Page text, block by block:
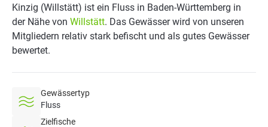
Kinzig (Willstätt) ist ein Fluss in Baden-Württemberg in
der Nähe von Willstätt. Das Gewässer wird von unseren
Mitgliedern relativ stark befischt und als gutes Gewässer
bewertet.
Gewässertyp
Fluss
Zielfische